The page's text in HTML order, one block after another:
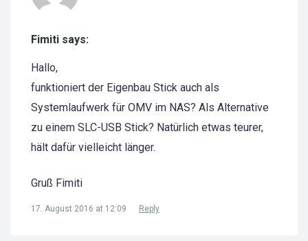
Fimiti says:
Hallo,
funktioniert der Eigenbau Stick auch als
Systemlaufwerk für OMV im NAS? Als Alternative
zu einem SLC-USB Stick? Natürlich etwas teurer,
hält dafür vielleicht länger.
Gruß Fimiti
17. August 2016 at 12:09 Reply